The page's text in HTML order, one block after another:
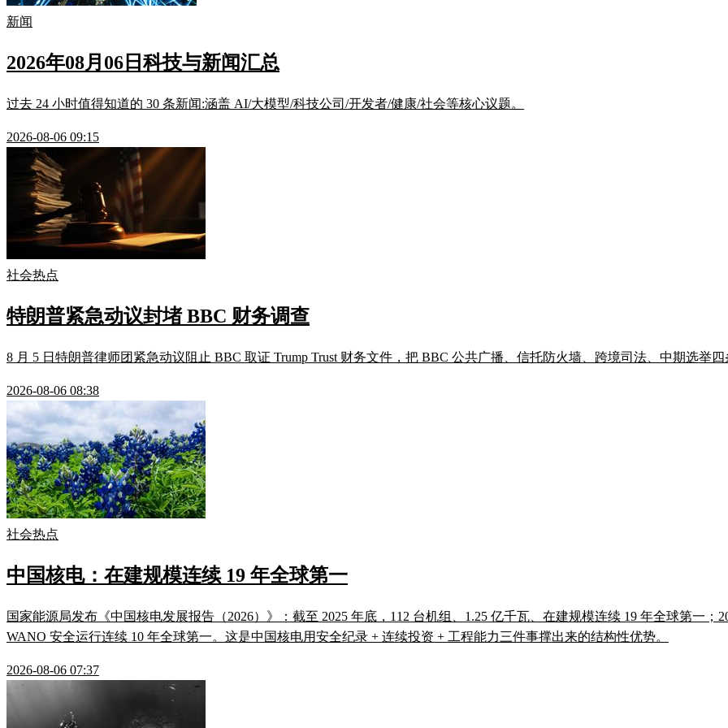
新闻
2026年08月06日科技与新闻汇总
过去 24 小时值得知道的 30 条新闻:涵盖 AI/大模型/科技公司/开发者/健康/社会等核心议题。
2026-08-06 09:15
社会热点
特朗普紧急动议封堵 BBC 财务调查
8 月 5 日特朗普律师团紧急动议阻止 BBC 取证 Trump Trust 财务文件，把 BBC 公共广播、信托防火墙、跨境司法、中期选举
2026-08-06 08:38
社会热点
中国核电：在建规模连续 19 年全球第一
国家能源局发布《中国核电发展报告（2026）》：截至 2025 年底，112 台机组、1.25 亿千瓦、在建规模连续 19 年全球第一；
WANO 安全运行连续 10 年全球第一。这是中国核电用安全纪录 + 连续投资 + 工程能力三件事撑出来的结构性优势。
2026-08-06 07:37